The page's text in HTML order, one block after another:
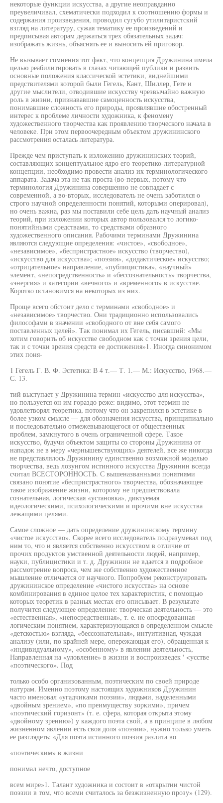
некоторые функции искусства, а другие неоправданно
преувеличивал, схематически подходил к соотношению формы и
содержания произведения, проводил сугубо утилитаристский
взгляд на литературу, сужая тематику ее произведений и
предписывая авторам держаться трех обязательных задач:
изображать жизнь, объяснять ее и выносить ей приговор.
Не вызывает сомнения тот факт, что концепция Дружинина имела
целью реабилитировать в глазах читающей публики и развить
основные положения классической эстетики, виднейшими
предствителями которой были Гегель, Кант, Шиллер, Гете и
другие мыслители, отводившие искусству чрезвычайно важную
роль в жизни, признававшие самоценность искусства,
понимавшие сложность его природы, проявлявшие обостренный
интерес к проблеме личности художника, к феномену
художественного творчества как проявлению творческого начала в
человеке. При этом первоочередным объектом дружининского
рассмотрения осталась литература.
Прежде чем приступать к изложению дружининских теорий,
составляющих концептуальное ядро его теоретико-литературной
концепции, необходимо провести анализ их терминологического
аппарата. Задача эта не так проста (во-первых, потому что
терминология Дружинина совершенно не совпадает с
современной, а во-вторых, исследователь не очень заботился о
строго научной определенности понятий, которыми оперировал),
но очень важна, раз мы поставили себе цель дать научный анализ
теорий, при изложении которых автор пользовался то логико-
понятийными средствами, то средствами образного
художественного описания. Рабочими терминами Дружинина
являются следующие определения: «чистое», «свободное»,
«независимое», «беспристрастное» искусство (творчество),
«искусство для искусства»; «поэзия», «дидактическое» искусство;
«отрицательное» направление, «публицистика», «научный»
элемент, «непосредственность» и «бессознательность» творчества,
«энергия» и категории «вечного» и «временного» в искусстве.
Коротко остановимся на некоторых из них.
Проще всего обстоит дело с терминами «свободное» и
«независимое» творчество. Они традиционно использовались
философами в значении «свободного от вне себя самого
поставленных целей». Так понимал их Гегель, писавший: «Мы
хотим говорить об искусстве свободном как с точки зрения цели,
так и с точки зрения средств ее достижения»1. Иногда синонимом
этих поня-
1 Гегель Г. В. Ф. Эстетика: В 4 т.— Т. 1.— М.: Искусство, 1968.—
С. 13.
тий выступает у Дружинина термин «искусство для искусства»,
но пользуется он им гораздо реже: видимо, этот термин не
удовлетворял теоретика, потому что он закрепился в эстетике в
более узком смысле — для обозначения искусства, принципиально
и последовательно отмежевывающегося от общественных
проблем, замкнутого в очень ограниченной сфере. Такое
искусство, будучи объектом защиты со стороны Дружинина от
нападок не в меру «чернышевствующих» деятелей, все же никогда
не представлялось Дружинину единственно возможной моделью
творчества, ведь лозунгом истинного искусства Дружинин всегда
считал ВСЕСТОРОННОСТЬ. С вышеназванными понятиями
связано понятие «беспристрастного» творчества, обозначающее
такое изображение жизни, которому не предшествовала
сознательная, логическая «установка», диктуемая
идеологическими, психологическими и прочими вне искусства
лежащими целями.
Самое сложное — дать определение дружининскому термину
«чистое искусство». Скорее всего исследователь подразумевал под
ним то, что и является собственно искусством в отличие от
прочих продуктов умственной деятельности людей, например,
науки, публицистики и т. д. Дружинин не вдается в подробное
рассмотрение вопроса, чем же собственно художественное
мышление отличается от научного. Попробуем реконструировать
дружининское определение «чистого искусства» на основе
комбинирования в единое целое тех характеристик, с помощью
которых теоретик в разных местах его описывает. В результате
получится следующее определение: творческая деятельность — это
«естественная», «непосредственная», т. е. не опосредованная
логическим понятием, характеризующаяся в определенном смысле
«детскостью» взгляда, «бессознательная», интуитивная, чуждая
анализу (или, по крайней мере, опережающая его), обращенная к
«индивидуальному», «особенному» в явлении деятельность,
Направленная на «уловление» в жизни и воспроизведек ' <усстве
«поэтического». Под
только особо организованным, поэтическим по своей природе
натурам. Именно поэтому настоящих художников Дружинин
часто именовал «угадчиками поэзии», людьми, наделенными
«двойным зрением», «по преимуществу зоркими», причем
«поэтический горизонт» (т. е. сфера, которая открыта этому
«двойному зрению») у каждого поэта свой, а в принципе в любом
жизненном явлении есть своя доля «поэзии», нужно только уметь
ее разглядеть: «Для поэта истинного поэзия разлита во
«поэтическим» в жизни
понимал нечто, доступное
всем мире»1. Талант художника и состоит в «открытии чистой
поэзии в том, что всеми считалось за безжизненную прозу» (129).